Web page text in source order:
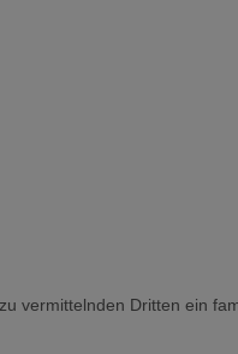
vermittelnden Dritten ein